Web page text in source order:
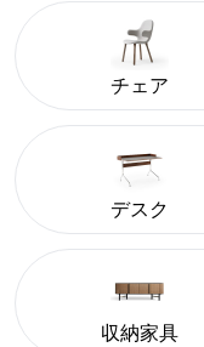
チェア
デスク
収納家具